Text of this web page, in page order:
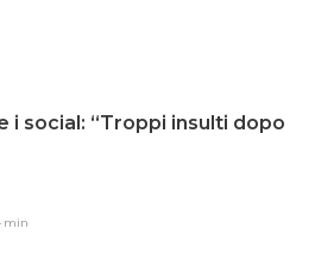
i social: “Troppi insulti dopo
min